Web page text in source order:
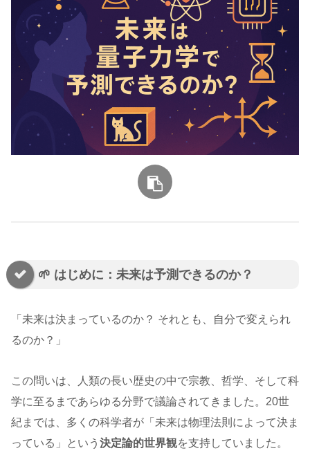
🌱 はじめに：未来は予測できるのか？
「未来は決まっているのか？ それとも、自分で変えられ
るのか？」
この問いは、人類の長い歴史の中で宗教、哲学、そして科
学に至るまであらゆる分野で議論されてきました。20世
紀までは、多くの科学者が「未来は物理法則によって決ま
っている」という 決定論的世界観を支持していました。